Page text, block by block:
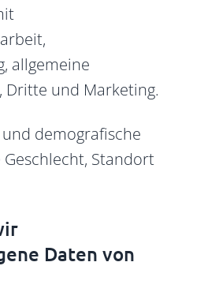
allgemeine
Dritte und Marketing.
demografische
Standort
Daten von